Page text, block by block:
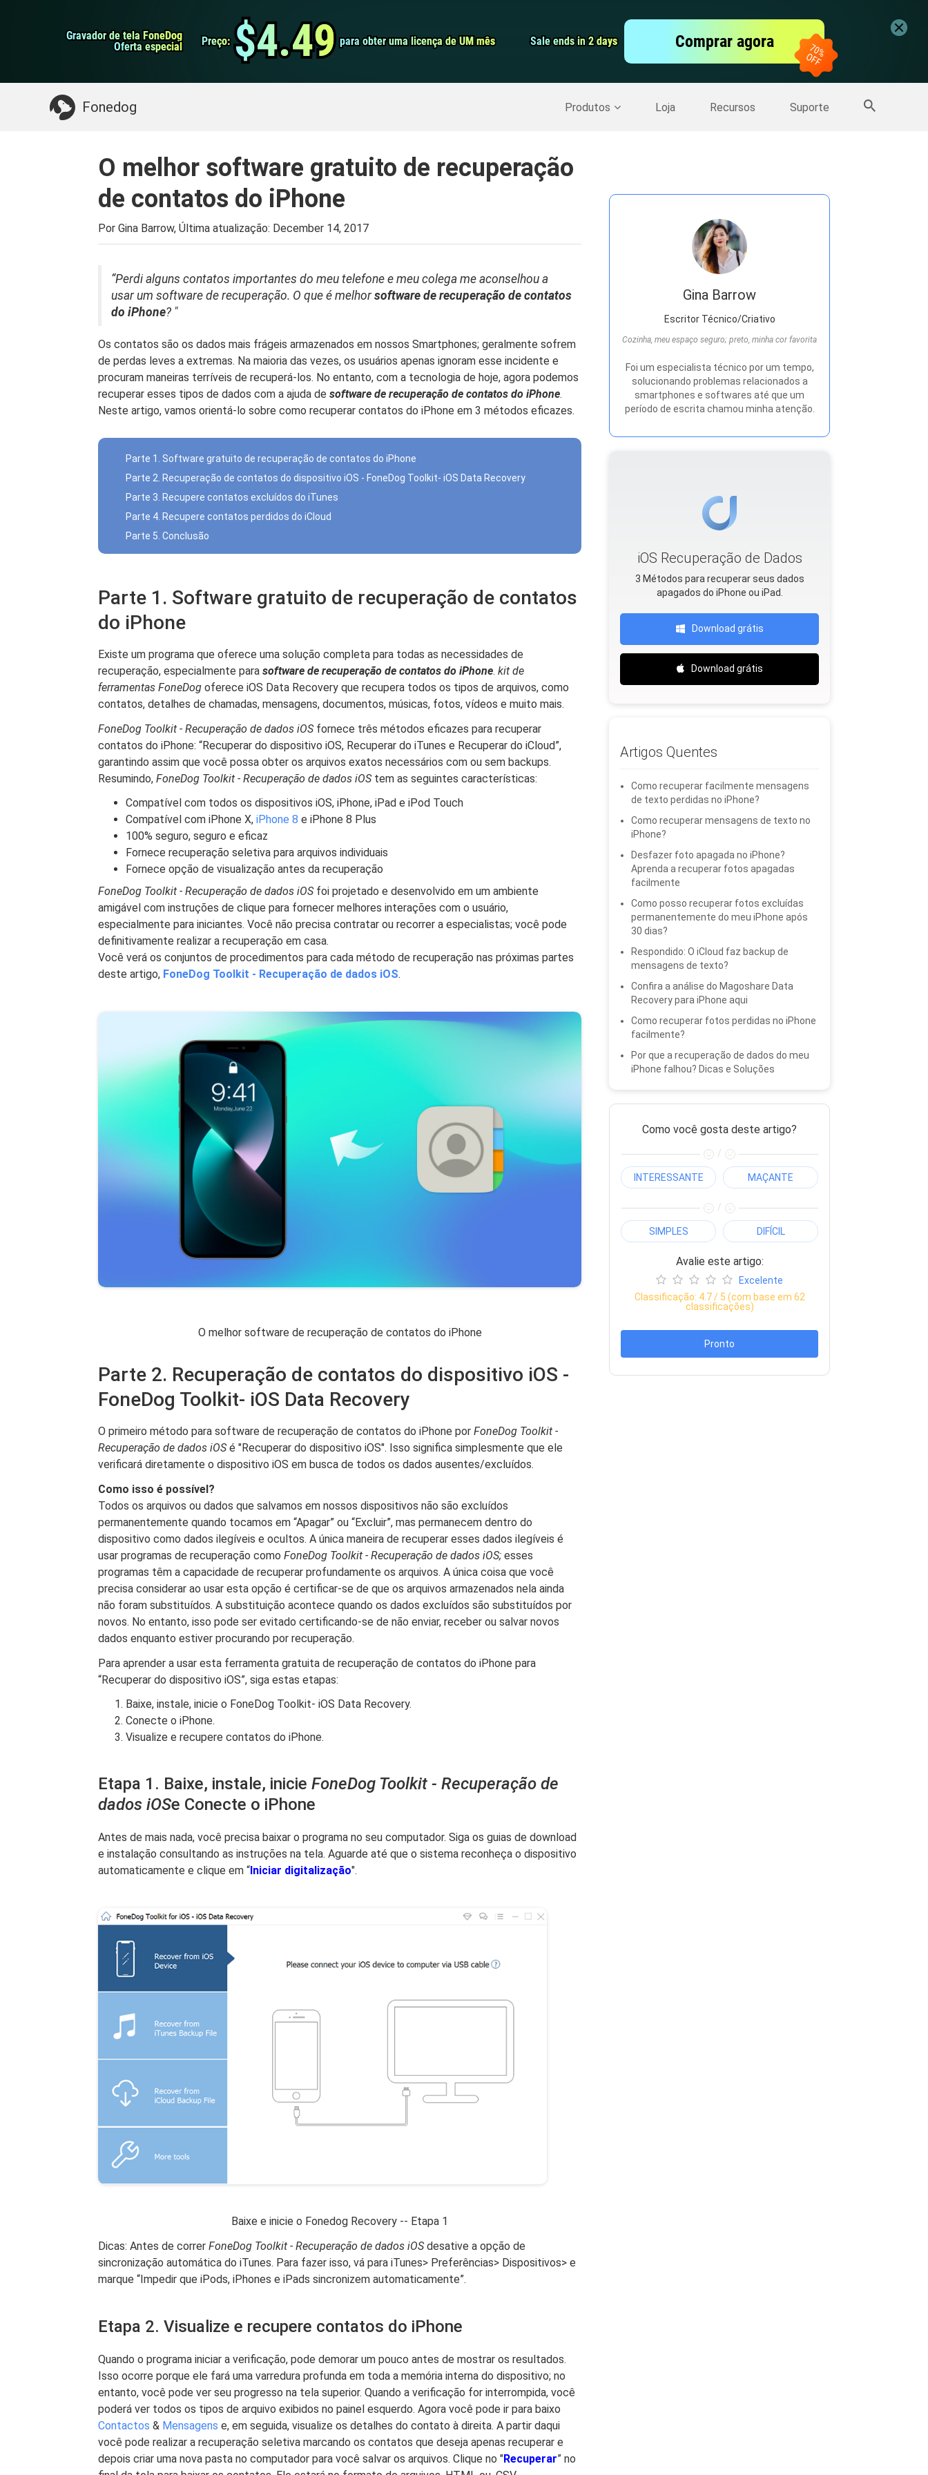
Gravador de tela FoneDog
Gravador de tela FoneDog
Oferta especial
Oferta especial Preço:
Preço: $4.49
$4.49 para obter uma licença de UM mês
para obter uma licença de UM mês Sale ends in 2 days
Sale ends in 2 days Comprar agora
Fonedog Produtos Loja Recursos Suporte
iPhone Cleaner Screen Recorder
Algo que você pode precisar: Backup do iPhone>> Mais Produtos
O melhor software gratuito de recuperação
de contatos do iPhone
Por Gina Barrow, Última atualização: December 14, 2017
“Perdi alguns contatos importantes do meu telefone e meu colega me aconselhou a
usar um software de recuperação. O que é melhor software de recuperação de contatos
do iPhone? "
Os contatos são os dados mais frágeis armazenados em nossos Smartphones; geralmente sofrem
de perdas leves a extremas. Na maioria das vezes, os usuários apenas ignoram esse incidente e
procuram maneiras terríveis de recuperá-los. No entanto, com a tecnologia de hoje, agora podemos
recuperar esses tipos de dados com a ajuda de software de recuperação de contatos do iPhone.
Neste artigo, vamos orientá-lo sobre como recuperar contatos do iPhone em 3 métodos eficazes.
Parte 1. Software gratuito de recuperação de contatos do iPhone
Parte 2. Recuperação de contatos do dispositivo iOS - FoneDog Toolkit- iOS Data Recovery
Parte 3. Recupere contatos excluídos do iTunes
Parte 4. Recupere contatos perdidos do iCloud
Parte 5. Conclusão
Parte 1. Software gratuito de recuperação de contatos
do iPhone
Existe um programa que oferece uma solução completa para todas as necessidades de
recuperação, especialmente para software de recuperação de contatos do iPhone. kit de
ferramentas FoneDog oferece iOS Data Recovery que recupera todos os tipos de arquivos, como
contatos, detalhes de chamadas, mensagens, documentos, músicas, fotos, vídeos e muito mais.
FoneDog Toolkit - Recuperação de dados iOSfornece três métodos eficazes para recuperar
contatos do iPhone: “Recuperar do dispositivo iOS, Recuperar do iTunes e Recuperar do iCloud”,
garantindo assim que você possa obter os arquivos exatos necessários com ou sem backups.
Resumindo, FoneDog Toolkit - Recuperação de dados iOS tem as seguintes características:
Compatível com todos os dispositivos iOS, iPhone, iPad e iPod Touch
Compatível com iPhone X, iPhone 8 e iPhone 8 Plus
100% seguro, seguro e eficaz
Fornece recuperação seletiva para arquivos individuais
Fornece opção de visualização antes da recuperação
FoneDog Toolkit - Recuperação de dados iOS foi projetado e desenvolvido em um ambiente
amigável com instruções de clique para fornecer melhores interações com o usuário,
especialmente para iniciantes. Você não precisa contratar ou recorrer a especialistas; você pode
definitivamente realizar a recuperação em casa.
Você verá os conjuntos de procedimentos para cada método de recuperação nas próximas partes
deste artigo, FoneDog Toolkit - Recuperação de dados iOS.
O melhor software de recuperação de contatos do iPhone
Parte 2. Recuperação de contatos do dispositivo iOS -
FoneDog Toolkit- iOS Data Recovery
O primeiro método para software de recuperação de contatos do iPhone por FoneDog Toolkit -
Recuperação de dados iOSé "Recuperar do dispositivo iOS". Isso significa simplesmente que ele
verificará diretamente o dispositivo iOS em busca de todos os dados ausentes/excluídos.
Como isso é possível?
Todos os arquivos ou dados que salvamos em nossos dispositivos não são excluídos
permanentemente quando tocamos em “Apagar” ou “Excluir”, mas permanecem dentro do
dispositivo como dados ilegíveis e ocultos. A única maneira de recuperar esses dados ilegíveis é
usar programas de recuperação como FoneDog Toolkit - Recuperação de dados iOS; esses
programas têm a capacidade de recuperar profundamente os arquivos. A única coisa que você
precisa considerar ao usar esta opção é certificar-se de que os arquivos armazenados nela ainda
não foram substituídos. A substituição acontece quando os dados excluídos são substituídos por
novos. No entanto, isso pode ser evitado certificando-se de não enviar, receber ou salvar novos
dados enquanto estiver procurando por recuperação.
Para aprender a usar esta ferramenta gratuita de recuperação de contatos do iPhone para
“Recuperar do dispositivo iOS”, siga estas etapas:
Baixe, instale, inicie o FoneDog Toolkit- iOS Data Recovery.
Conecte o iPhone.
Visualize e recupere contatos do iPhone.
Etapa 1. Baixe, instale, inicie FoneDog Toolkit - Recuperação de
dados iOSe Conecte o iPhone
Antes de mais nada, você precisa baixar o programa no seu computador. Siga os guias de download
e instalação consultando as instruções na tela. Aguarde até que o sistema reconheça o dispositivo
automaticamente e clique em “ Iniciar digitalização".
Baixe e inicie o Fonedog Recovery -- Etapa 1
Dicas: Antes de correr FoneDog Toolkit - Recuperação de dados iOSdesative a opção de
sincronização automática do iTunes. Para fazer isso, vá para iTunes> Preferências> Dispositivos> e
marque “Impedir que iPods, iPhones e iPads sincronizem automaticamente”.
Etapa 2. Visualize e recupere contatos do iPhone
Quando o programa iniciar a verificação, pode demorar um pouco antes de mostrar os resultados.
Isso ocorre porque ele fará uma varredura profunda em toda a memória interna do dispositivo; no
entanto, você pode ver seu progresso na tela superior. Quando a verificação for interrompida, você
poderá ver todos os tipos de arquivo exibidos no painel esquerdo. Agora você pode ir para baixo
Contactos & Mensagens e, em seguida, visualize os detalhes do contato à direita. A partir daqui
você pode realizar a recuperação seletiva marcando os contatos que deseja apenas recuperar e
depois criar uma nova pasta no computador para você salvar os arquivos. Clique no "Recuperar” no
Gina Barrow
Escritor Técnico/Criativo
Cozinha, meu espaço seguro; preto, minha cor favorita
Foi um especialista técnico por um tempo,
solucionando problemas relacionados a
smartphones e softwares até que um
período de escrita chamou minha atenção.
iOS Recuperação de Dados
3 Métodos para recuperar seus dados
apagados do iPhone ou iPad.
Download grátis
Download grátis
Artigos Quentes
Como recuperar facilmente mensagens
de texto perdidas no iPhone?
Como recuperar mensagens de texto no
iPhone?
Desfazer foto apagada no iPhone?
Aprenda a recuperar fotos apagadas
facilmente
Como posso recuperar fotos excluídas
permanentemente do meu iPhone após
30 dias?
Respondido: O iCloud faz backup de
mensagens de texto?
Confira a análise do Magoshare Data
Recovery para iPhone aqui
Como recuperar fotos perdidas no iPhone
facilmente?
Por que a recuperação de dados do meu
iPhone falhou? Dicas e Soluções
Como você gosta deste artigo?
/
INTERESSANTE MAÇANTE
/
SIMPLES DIFÍCIL
Avalie este artigo:
Excelente
Classificação: 4.7/ 5 (com base em 62
classificações)
Pronto